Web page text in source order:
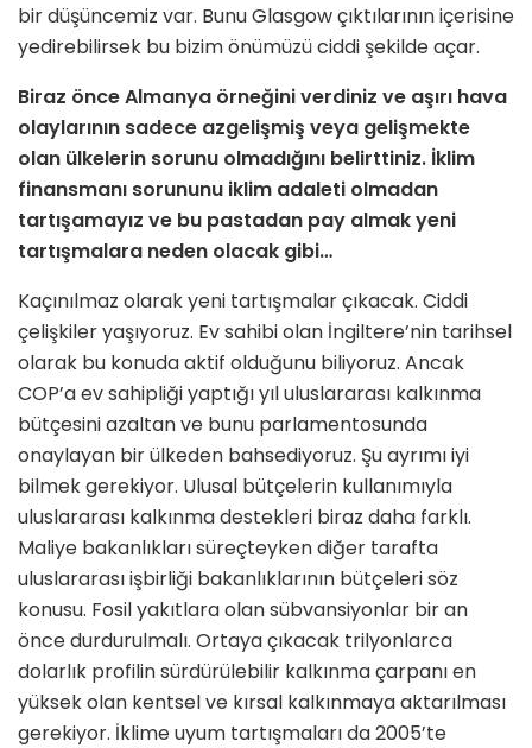
bir düşüncemiz var. Bunu Glasgow çıktılarının içerisine
yedirebilirsek bu bizim önümüzü ciddi şekilde açar.
Biraz önce Almanya örneğini verdiniz ve aşırı hava
olaylarının sadece azgelişmiş veya gelişmekte
olan ülkelerin sorunu olmadığını belirttiniz. İklim
finansmanı sorununu iklim adaleti olmadan
tartışamayız ve bu pastadan pay almak yeni
tartışmalara neden olacak gibi…
Kaçınılmaz olarak yeni tartışmalar çıkacak. Ciddi
çelişkiler yaşıyoruz. Ev sahibi olan İngiltere’nin tarihsel
olarak bu konuda aktif olduğunu biliyoruz. Ancak
COP’a ev sahipliği yaptığı yıl uluslararası kalkınma
bütçesini azaltan ve bunu parlamentosunda
onaylayan bir ülkeden bahsediyoruz. Şu ayrımı iyi
bilmek gerekiyor. Ulusal bütçelerin kullanımıyla
uluslararası kalkınma destekleri biraz daha farklı.
Maliye bakanlıkları süreçteyken diğer tarafta
uluslararası işbirliği bakanlıklarının bütçeleri söz
konusu. Fosil yakıtlara olan sübvansiyonlar bir an
önce durdurulmalı. Ortaya çıkacak trilyonlarca
dolarlık profilin sürdürülebilir kalkınma çarpanı en
yüksek olan kentsel ve kırsal kalkınmaya aktarılması
gerekiyor. İklime uyum tartışmaları da 2005’te